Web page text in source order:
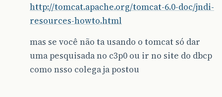
http://tomcat.apache.org/tomcat-6.0-doc/jndi-
resources-howto.html
mas se você não ta usando o tomcat só dar
uma pesquisada no c3p0 ou ir no site do dbcp
como nsso colega ja postou